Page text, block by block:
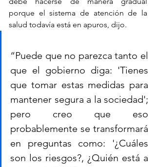
porque el sistema de atención de la
salud todavía está en apuros, dijo.
“Puede que no parezca tanto el
que el gobierno diga: 'Tienes
que tomar estas medidas para
mantener segura a la sociedad';
pero creo que eso
probablemente se transformará
en preguntas como: '¿Cuáles
son los riesgos?, ¿Quién está a